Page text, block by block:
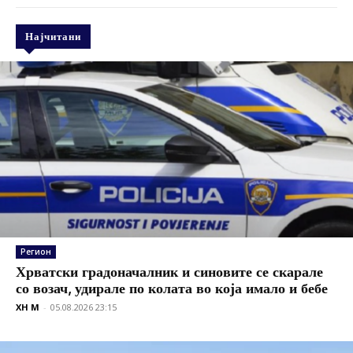
Најчитани
Регион
Хрватски градоначалник и синовите се скарале
со возач, удирале по колата во која имало и бебе
XH M - 05.08.2026 23:15